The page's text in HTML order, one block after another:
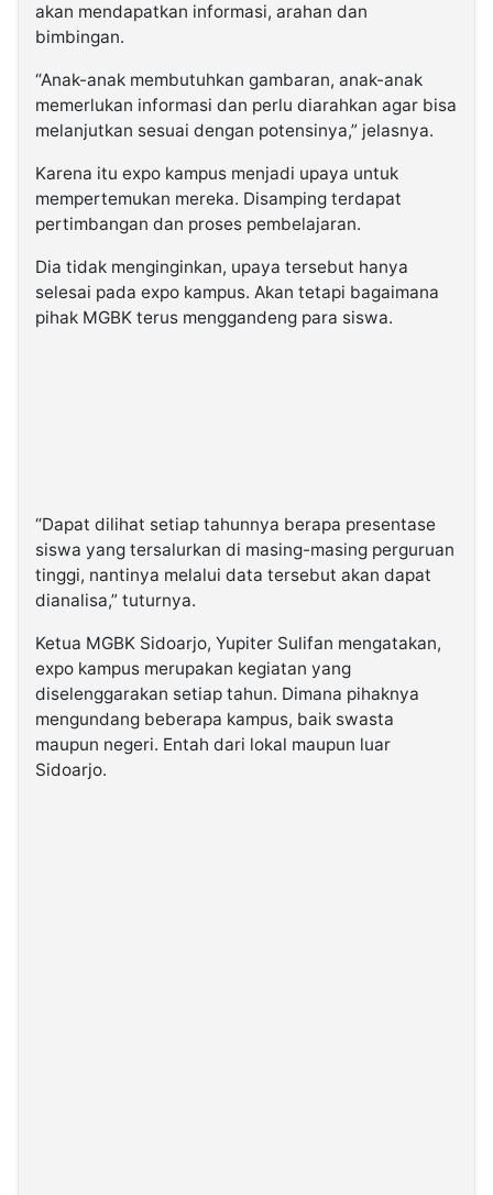
akan mendapatkan informasi, arahan dan
bimbingan.
“Anak-anak membutuhkan gambaran, anak-anak
memerlukan informasi dan perlu diarahkan agar bisa
melanjutkan sesuai dengan potensinya,” jelasnya.
Karena itu expo kampus menjadi upaya untuk
mempertemukan mereka. Disamping terdapat
pertimbangan dan proses pembelajaran.
Dia tidak menginginkan, upaya tersebut hanya
selesai pada expo kampus. Akan tetapi bagaimana
pihak MGBK terus menggandeng para siswa.
“Dapat dilihat setiap tahunnya berapa presentase
siswa yang tersalurkan di masing-masing perguruan
tinggi, nantinya melalui data tersebut akan dapat
dianalisa,” tuturnya.
Ketua MGBK Sidoarjo, Yupiter Sulifan mengatakan,
expo kampus merupakan kegiatan yang
diselenggarakan setiap tahun. Dimana pihaknya
mengundang beberapa kampus, baik swasta
maupun negeri. Entah dari lokal maupun luar
Sidoarjo.